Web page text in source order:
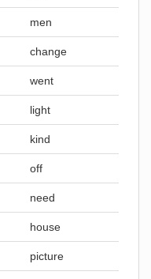
men
change
went
light
kind
off
need
house
picture